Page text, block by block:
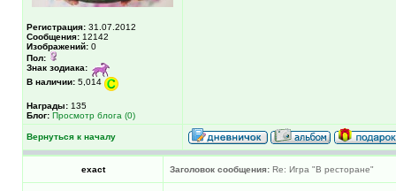
Регистрация: 31.07.2012
Сообщения: 12142
Изображений: 0
Пол:
Знак зодиака:
В наличии: 5,014
Награды: 135
Блог: Просмотр блога (0)
Вернуться к началу
exact Заголовок сообщения: Re: Игра "В ресторане"